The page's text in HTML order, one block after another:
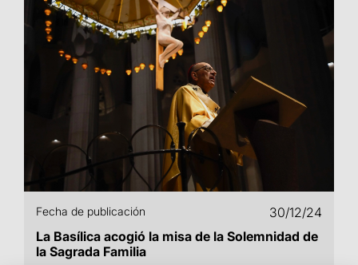
Fecha de publicación
30/12/24
La Basílica acogió la misa de la Solemnidad de
la Sagrada Familia